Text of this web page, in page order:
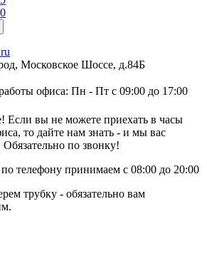
Московское Шоссе, д.84Б
офиса: Пн - Пт с 09:00 до 17:00
Если вы не можете приехать в часы
то дайте нам знать - и мы вас
по звонку!
телефону принимаем с 08:00 до 20:00
трубку - обязательно вам